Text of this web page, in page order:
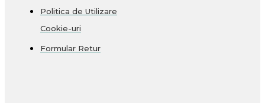
Politica de Utilizare
Cookie-uri
Formular Retur